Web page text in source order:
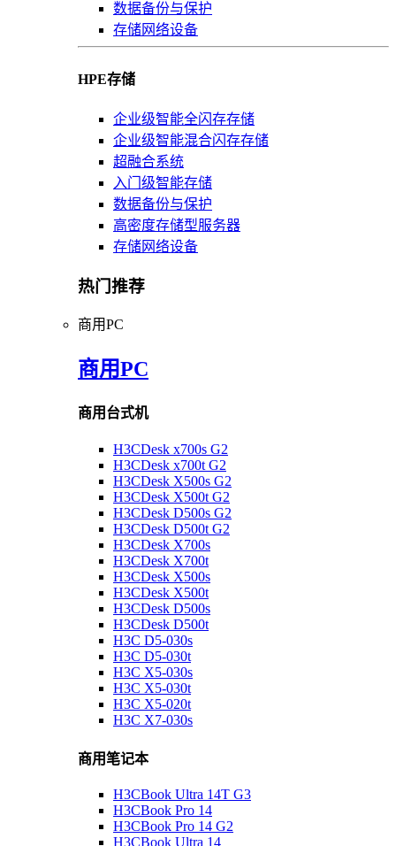
数据备份与保护
存储网络设备
HPE存储
企业级智能全闪存存储
企业级智能混合闪存存储
超融合系统
入门级智能存储
数据备份与保护
高密度存储型服务器
存储网络设备
热门推荐
商用PC
商用PC
商用台式机
H3CDesk x700s G2
H3CDesk x700t G2
H3CDesk X500s G2
H3CDesk X500t G2
H3CDesk D500s G2
H3CDesk D500t G2
H3CDesk X700s
H3CDesk X700t
H3CDesk X500s
H3CDesk X500t
H3CDesk D500s
H3CDesk D500t
H3C D5-030s
H3C D5-030t
H3C X5-030s
H3C X5-030t
H3C X5-020t
H3C X7-030s
商用笔记本
H3CBook Ultra 14T G3
H3CBook Pro 14
H3CBook Pro 14 G2
H3CBook Ultra 14